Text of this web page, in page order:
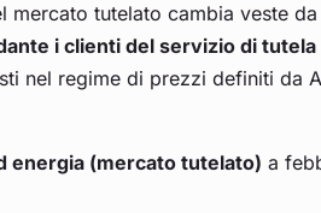
mercato tutelato cambia veste
i clienti del servizio di tutela
nel regime di prezzi definiti da
energia (mercato tutelato) a